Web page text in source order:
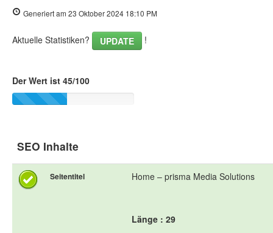
Generiert am 23 Oktober 2024 18:10 PM
Aktuelle Statistiken? UPDATE !
Der Wert ist 45/100
SEO Inhalte
Seitentitel Home – prisma Media Solutions
Länge : 29